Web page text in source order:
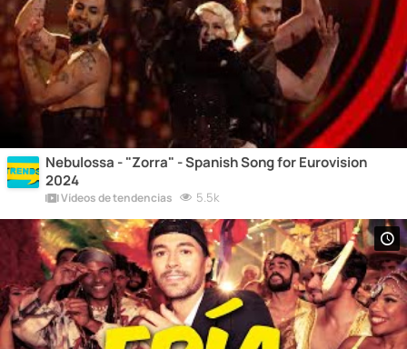
Nebulossa - "Zorra" - Spanish Song for Eurovision
2024
Vídeos de tendencias 5.5k